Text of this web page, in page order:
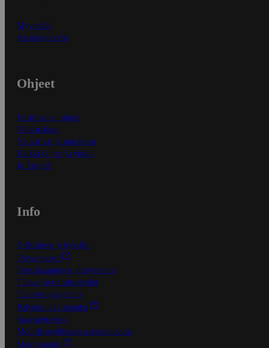
Myymälät
Asiakaspalvelu
Ohjeet
Ensitilaajan ohjeet
Näin maksat
Näin tilaat ja muokkaat
Kaikki ohjeet ja vinkit
In English
Info
S-Business yrityksille
Oiva-raportit
Osuuskauppojen yhteystiedot
Tilaus- ja toimitusehdot
Tietosuojakäytäntö
Palvelun käyttöehdot
Saavutettavuus
Mobiilisovelluksen saavutettavuus
Mainostajalle